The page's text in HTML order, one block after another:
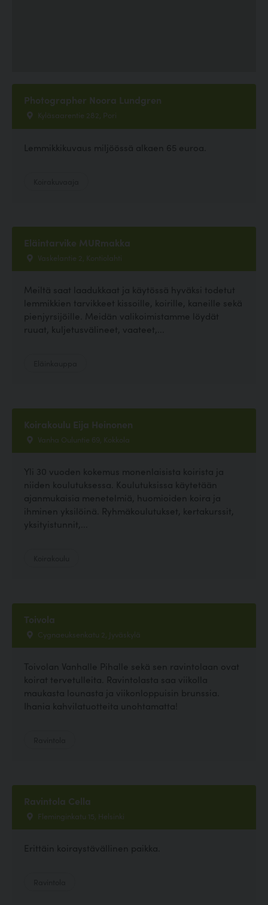
Photographer Noora Lundgren
Kyläsaarentie 282, Pori
Lemmikkikuvaus miljöössä alkaen 65 euroa.
Eläintarvike MURmakka
Vaskelantie 2, Kontiolahti
Meiltä saat laadukkaat ja käytössä hyväksi todetut
lemmikkien tarvikkeet kissoille, koirille, kaneille sekä
pienjyrsijöille. Meidän valikoimistamme löydät
ruuat, kuljetusvälineet, vaateet,...
Koirakoulu Eija Heinonen
Vanha Ouluntie 69, Kokkola
Yli 30 vuoden kokemus monenlaisista koirista ja
niiden koulutuksessa. Koulutuksissa käytetään
ajanmukaisia menetelmiä, huomioiden koira ja
ihminen yksilöinä. Ryhmäkoulutukset, kertakurssit,
yksityistunnit,...
Toivola
Cygnaeuksenkatu 2, Jyväskylä
Toivolan Vanhalle Pihalle sekä sen ravintolaan ovat
koirat tervetulleita. Ravintolasta saa viikolla
maukasta lounasta ja viikonloppuisin brunssia.
Ihania kahvilatuotteita unohtamatta!
Ravintola Cella
Fleminginkatu 15, Helsinki
Erittäin koiraystävällinen paikka.